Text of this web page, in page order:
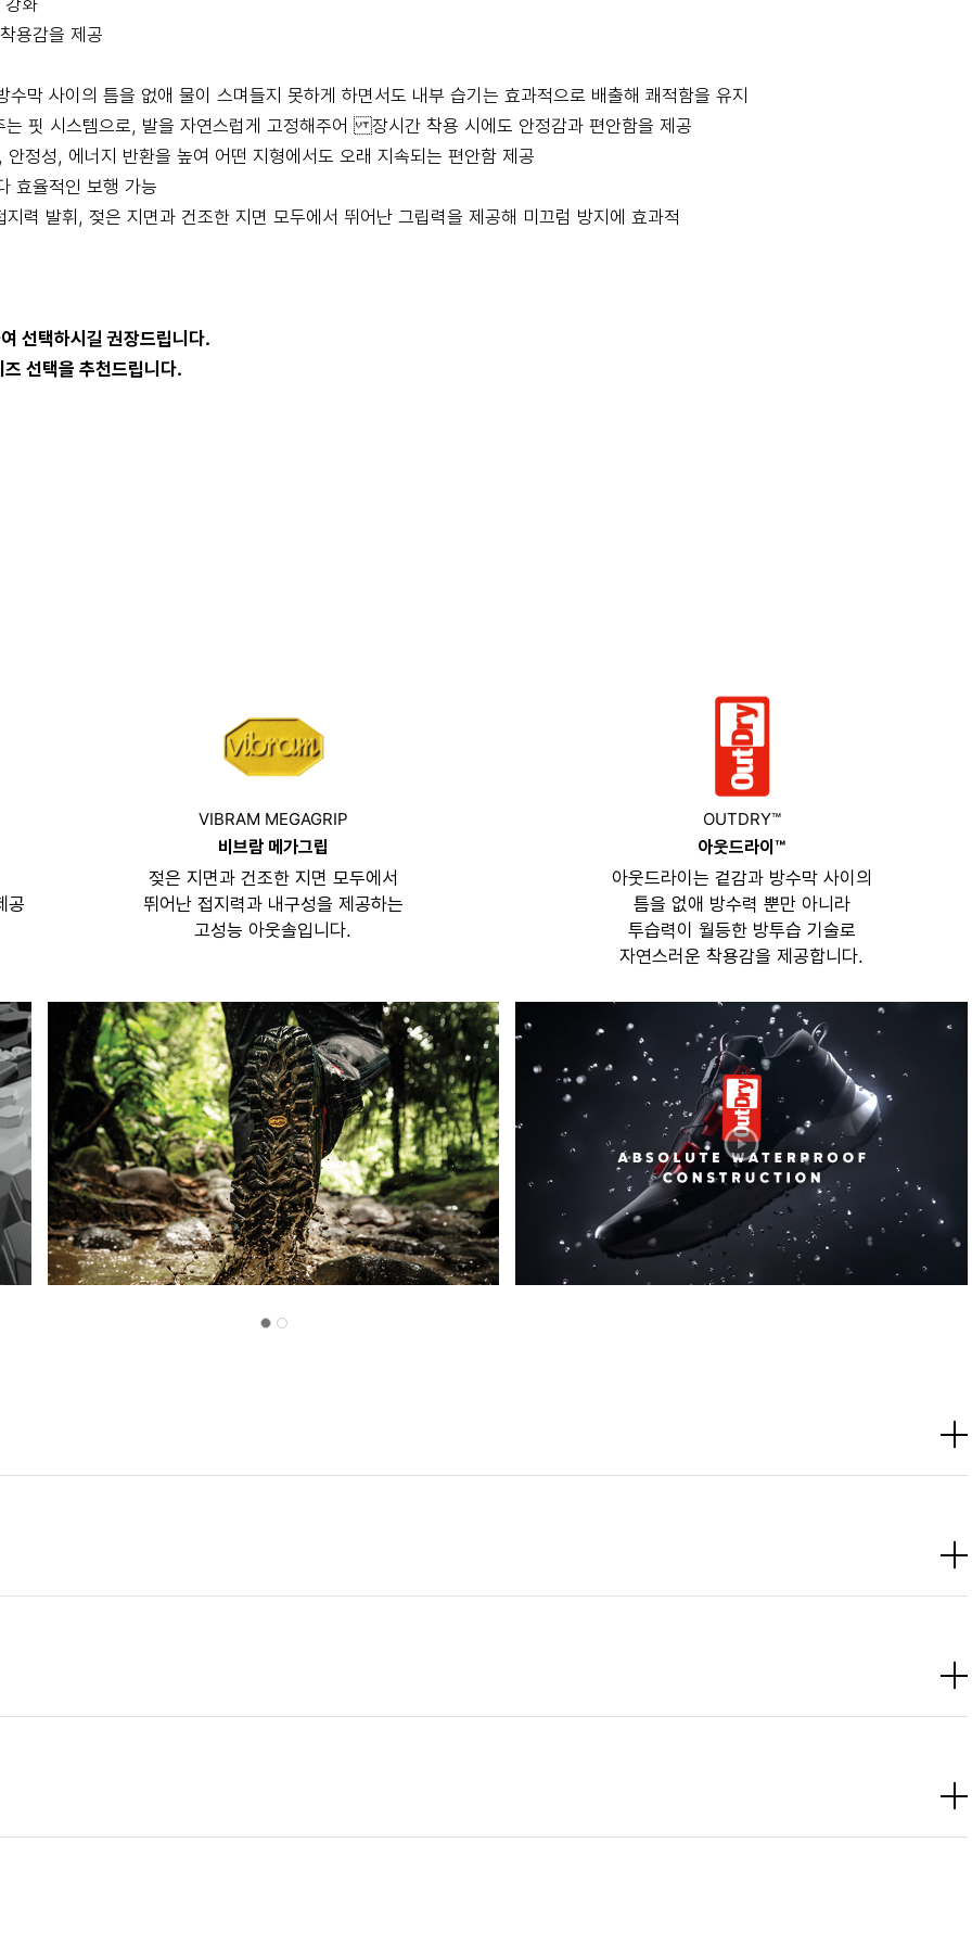
강화
용감을 제공
막 사이의 틈을 없애 물이 스며들지 못하게 하면서도 내부 습기는 효과적으로 배출해 쾌적함을 유지
는 핏 시스템으로, 발을 자연스럽게 고정해주어 장시간 착용 시에도 안정감과 편안함을 제공
정성, 에너지 반환을 높여 어떤 지형에서도 오래 지속되는 편안함 제공
효율적인 보행 가능
력 발휘, 젖은 지면과 건조한 지면 모두에서 뛰어난 그립력을 제공해 미끄럼 방지에 효과적
선택하시길 권장드립니다.
선택을 추천드립니다.
공
VIBRAM MEGAGRIP
비브람 메가그립
젖은 지면과 건조한 지면 모두에서
뛰어난 접지력과 내구성을 제공하는
고성능 아웃솔입니다.
OUTDRY™
아웃드라이™
아웃드라이는 겉감과 방수막 사이의
틈을 없애 방수력 뿐만 아니라
투습력이 월등한 방투습 기술로
자연스러운 착용감을 제공합니다.